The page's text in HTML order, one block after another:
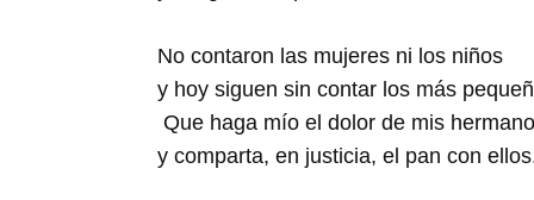
No contaron las mujeres ni los niños
y hoy siguen sin contar los más
Que haga mío el dolor de mis
y comparta, en justicia, el pan con